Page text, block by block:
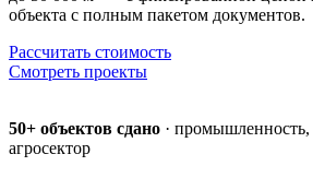
объекта с полным пакетом документов.
Рассчитать стоимость
Смотреть проекты
50+ объектов сдано · промышленность,
агросектор